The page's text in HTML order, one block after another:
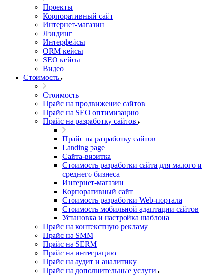
Проекты
Корпоративный сайт
Интернет-магазин
Лэндинг
Интерфейсы
ORM кейсы
SEO кейсы
Видео
Стоимость
Стоимость
Прайс на продвижение сайтов
Прайс на SEO оптимизацию
Прайс на разработку сайтов
Прайс на разработку сайтов
Landing page
Cайта-визитка
Стоимость разработки сайта для малого и
среднего бизнеса
Интернет-магазин
Корпоративный сайт
Стоимость разработки Web-портала
Стоимость мобильной адаптации сайтов
Установка и настройка шаблона
Прайс на контекстную рекламу
Прайс на SMM
Прайс на SERM
Прайс на интеграцию
Прайс на аудит и аналитику
Прайс на дополнительные услуги